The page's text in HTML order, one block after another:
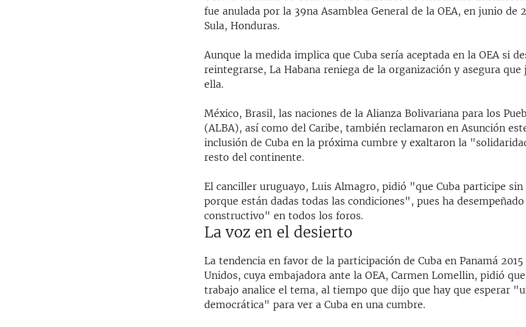
fue anulada por la 39na Asamblea General de la OEA, en junio de
Sula, Honduras.
Aunque la medida implica que Cuba sería aceptada en la OEA si
reintegrarse, La Habana reniega de la organización y asegura que
ella.
México, Brasil, las naciones de la Alianza Bolivariana para los
(ALBA), así como del Caribe, también reclamaron en Asunción
inclusión de Cuba en la próxima cumbre y exaltaron la
resto del continente.
El canciller uruguayo, Luis Almagro, pidió "que Cuba participe sin
porque están dadas todas las condiciones", pues ha
constructivo" en todos los foros.
La voz en el desierto
La tendencia en favor de la participación de Cuba en Panamá
Unidos, cuya embajadora ante la OEA, Carmen Lomellin, pidió
trabajo analice el tema, al tiempo que dijo que hay que esperar
democrática" para ver a Cuba en una cumbre.